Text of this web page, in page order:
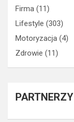
Firma (11)
Lifestyle (303)
Motoryzacja (4)
Zdrowie (11)
PARTNERZY